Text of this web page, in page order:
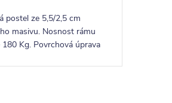
postel ze 5,5/2,5 cm
masivu. Nosnost rámu
180 Kg. Povrchová úprava